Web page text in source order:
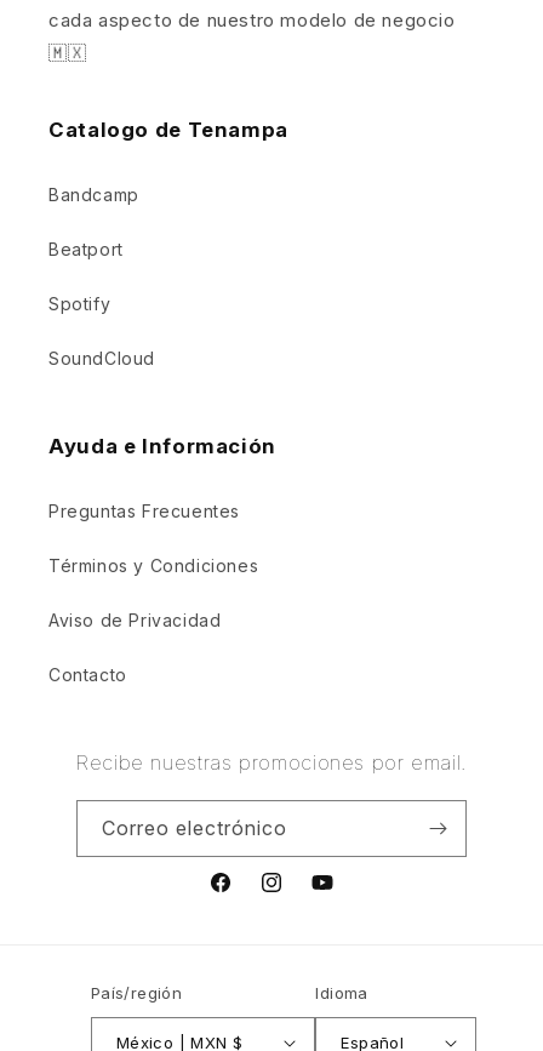
cada aspecto de nuestro modelo de negocio
🇲🇽
Catalogo de Tenampa
Bandcamp
Beatport
Spotify
SoundCloud
Ayuda e Información
Preguntas Frecuentes
Términos y Condiciones
Aviso de Privacidad
Contacto
Recibe nuestras promociones por email.
Correo electrónico
FacebookInstagramYouTube
País/región
México | MXN $
Idioma
Español